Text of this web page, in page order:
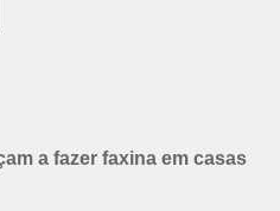
a fazer faxina em casas